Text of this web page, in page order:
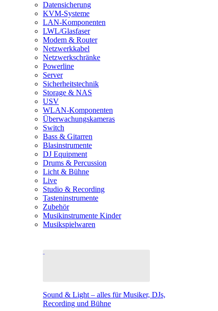
Datensicherung
KVM-Systeme
LAN-Komponenten
LWL/Glasfaser
Modem & Router
Netzwerkkabel
Netzwerkschränke
Powerline
Server
Sicherheitstechnik
Storage & NAS
USV
WLAN-Komponenten
Überwachungskameras
Switch
Bass & Gitarren
Blasinstrumente
DJ Equipment
Drums & Percussion
Licht & Bühne
Live
Studio & Recording
Tasteninstrumente
Zubehör
Musikinstrumente Kinder
Musikspielwaren
Sound & Light – alles für Musiker, DJs,
Recording und Bühne